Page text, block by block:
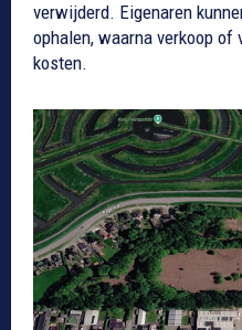
verwijderd. Eigenaren
ophalen, waarna verkoop
kosten.